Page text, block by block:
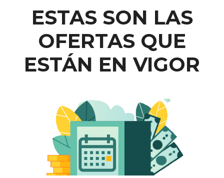
ESTAS SON LAS
OFERTAS QUE
ESTÁN EN VIGOR